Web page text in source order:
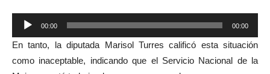
Reproductor
de
audio
00:00 00:00
En tanto, la diputada Marisol Turres calificó esta situación
como inaceptable, indicando que el Servicio Nacional de la